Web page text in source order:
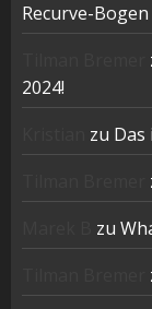
Recurve-Bogen
2024!
zu Das
zu